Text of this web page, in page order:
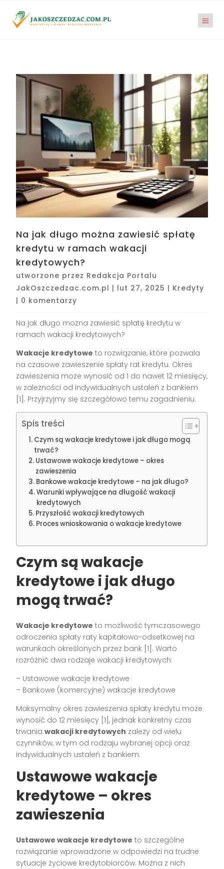
Na jak długo można zawiesić spłatę
kredytu w ramach wakacji
kredytowych?
utworzone przez Redakcja Portalu
JakOszczedzac.com.pl | lut 27, 2025 | Kredyty
| 0 komentarzy
Na jak długo można zawiesić spłatę kredytu w
ramach wakacji kredytowych?
Wakacje kredytowe to rozwiązanie, które pozwala
na czasowe zawieszenie spłaty rat kredytu. Okres
zawieszenia może wynosić od 1 do nawet 12 miesięcy,
w zależności od indywidualnych ustaleń z bankiem
[1]. Przyjrzyjmy się szczegółowo temu zagadnieniu.
Spis treści
Czym są wakacje kredytowe i jak długo mogą
trwać?
Ustawowe wakacje kredytowe – okres
zawieszenia
Bankowe wakacje kredytowe – na jak długo?
Warunki wpływające na długość wakacji
kredytowych
Przyszłość wakacji kredytowych
Proces wnioskowania o wakacje kredytowe
Czym są wakacje
kredytowe i jak długo
mogą trwać?
Wakacje kredytowe to możliwość tymczasowego
odroczenia spłaty raty kapitałowo-odsetkowej na
warunkach określonych przez bank [1]. Warto
rozróżnić dwa rodzaje wakacji kredytowych:
– Ustawowe wakacje kredytowe
– Bankowe (komercyjne) wakacje kredytowe
Maksymalny okres zawieszenia spłaty kredytu może
wynosić do 12 miesięcy [1], jednak konkretny czas
trwaniawakacji kredytowych zależy od wielu
czynników, w tym od rodzaju wybranej opcji oraz
indywidualnych ustaleń z bankiem.
Ustawowe wakacje
kredytowe – okres
zawieszenia
Ustawowe wakacje kredytowe to szczególne
rozwiązanie wprowadzone w odpowiedzi na trudne
sytuacje życiowe kredytobiorców. Można z nich